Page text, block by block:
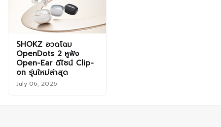
SHOKZ อวดโฉม
OpenDots 2 หูฟัง
Open-Ear ดีไซน์ Clip-
on รุ่นใหม่ล่าสุด
July 06, 2026